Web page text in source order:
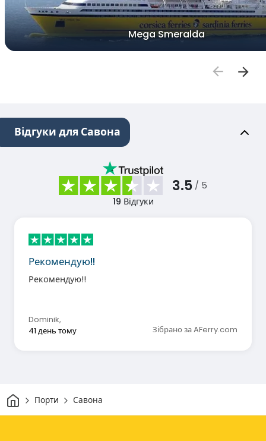
Mega Smeralda
Відгуки для Савона
3.5 / 5
19 Відгуки
Рекомендую!!
Рекомендую!!
Dominik,
41 день тому
Зібрано за AFerry.com
Дім Порти Савона